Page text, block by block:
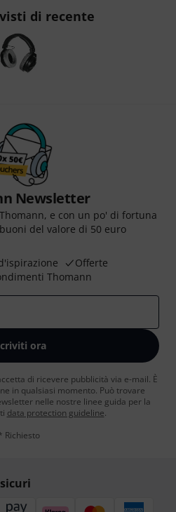
di recente
Newsletter
e con un po' di fortuna
del valore di 50 euro
Offerte
Thomann
ora
di ricevere pubblicità via e-mail. È
in qualsiasi momento. Può trovare
nelle nostre linee guida per la
data protection guideline.
Richiesto